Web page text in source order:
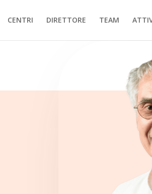
CENTRI DIRETTORE TEAM